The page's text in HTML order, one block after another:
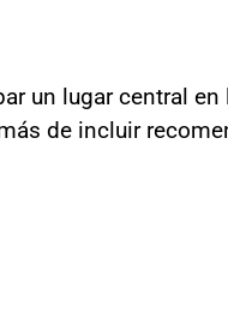
un lugar central
de incluir